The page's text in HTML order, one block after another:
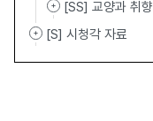
[SS] 교양과 취향
[S] 시청각 자료